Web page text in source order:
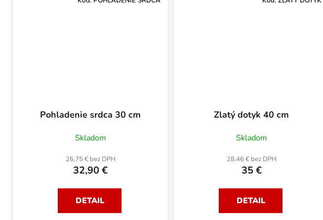
Pohladenie srdca 30 cm
Skladom
26,75 € bez DPH
32,90 €
DETAIL
Zlatý dotyk 40 cm
Skladom
28,46 € bez DPH
35 €
DETAIL